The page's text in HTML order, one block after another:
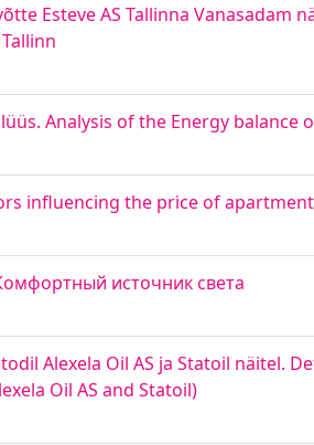
Esteve AS Tallinna
Analysis of the Energy balance
influencing the price of
источник света
Alexela Oil AS ja Statoil näitel.
Oil AS and Statoil)